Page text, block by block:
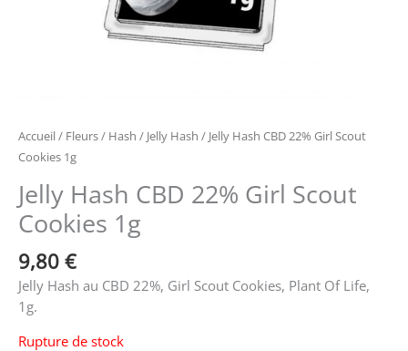
Accueil/ Fleurs / Hash / Jelly Hash / Jelly Hash CBD 22% Girl Scout
Cookies 1g
Jelly Hash CBD 22% Girl Scout
Cookies 1g
9,80 €
Jelly Hash au CBD 22%, Girl Scout Cookies, Plant Of Life,
1g.
Rupture de stock